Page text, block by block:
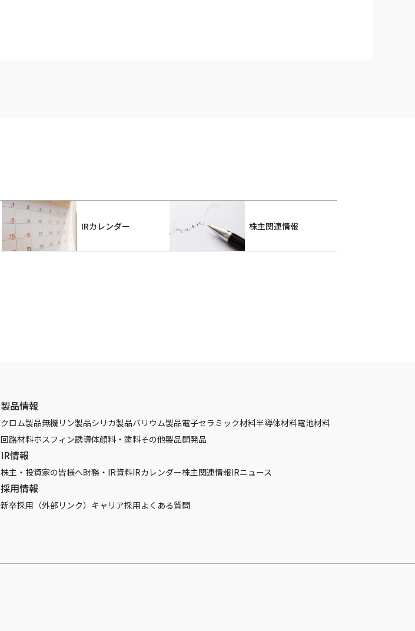
IRカレンダー 株主関連情報
製品情報
クロム製品無機リン製品シリカ製品バリウム製品電子セラミック材料半導体材料電池材料
回路材料ホスフィン誘導体顔料・塗料その他製品開発品
IR情報
株主・投資家の皆様へ財務・IR資料IRカレンダー株主関連情報IRニュース
採用情報
新卒採用（外部リンク） キャリア採用よくある質問